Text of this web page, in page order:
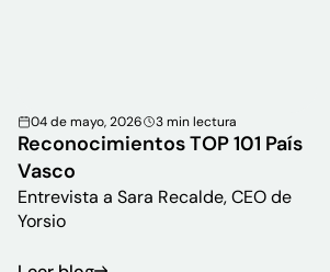
04 de mayo, 2026 3 min lectura
Reconocimientos TOP 101 País
Vasco
Entrevista a Sara Recalde, CEO de
Yorsio